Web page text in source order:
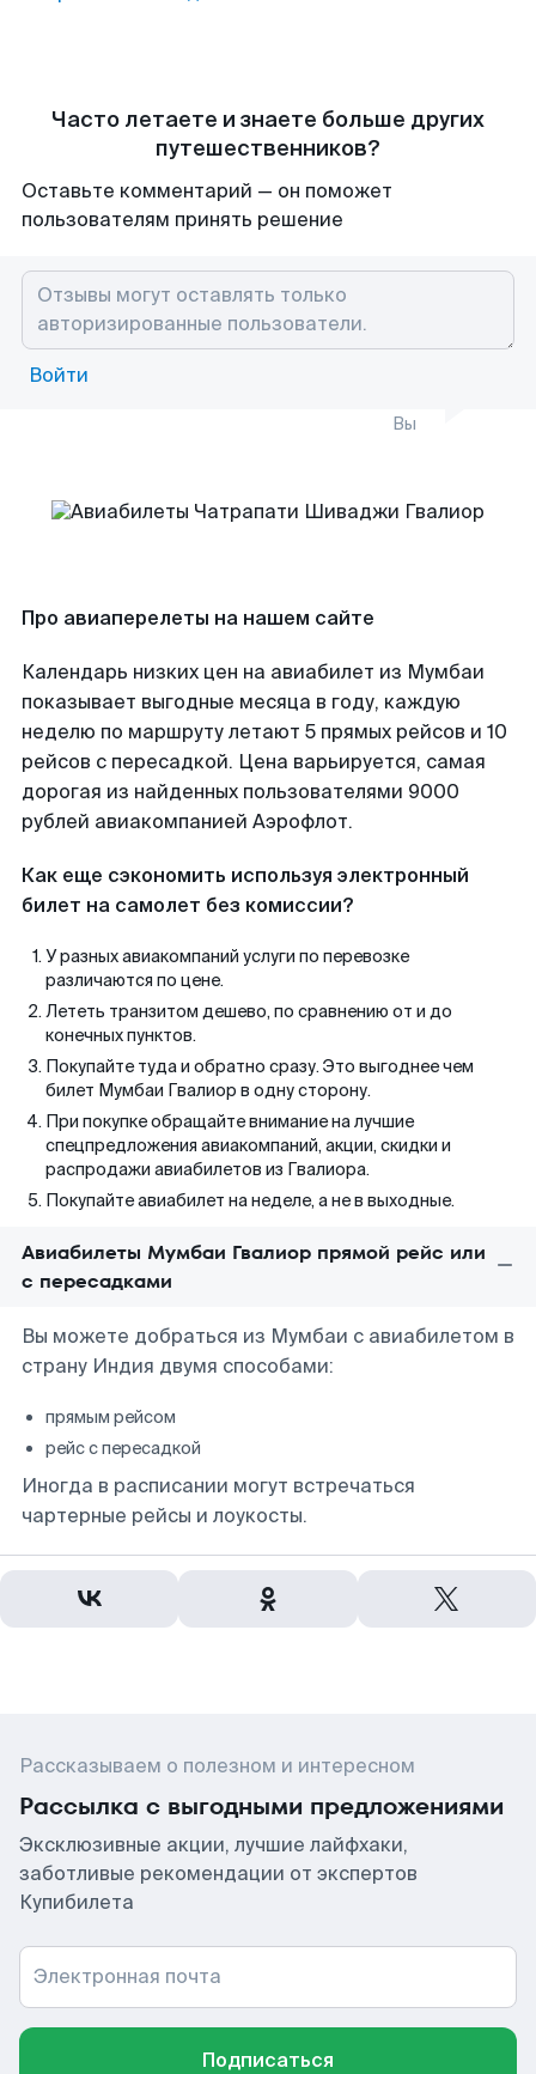
Часто летаете и знаете больше других
путешественников?
Оставьте комментарий — он поможет
пользователям принять решение
Войти
Вы
Про авиаперелеты на нашем сайте
Календарь низких цен на авиабилет из Мумбаи
показывает выгодные месяца в году, каждую
неделю по маршруту летают 5 прямых рейсов и 10
рейсов с пересадкой. Цена варьируется, самая
дорогая из найденных пользователями 9000
рублей авиакомпанией Аэрофлот.
Как еще сэкономить используя электронный
билет на самолет без комиссии?
У разных авиакомпаний услуги по перевозке
различаются по цене.
Лететь транзитом дешево, по сравнению от и до
конечных пунктов.
Покупайте туда и обратно сразу. Это выгоднее чем
билет Мумбаи Гвалиор в одну сторону.
При покупке обращайте внимание на лучшие
спецпредложения авиакомпаний, акции, скидки и
распродажи авиабилетов из Гвалиора.
Покупайте авиабилет на неделе, а не в выходные.
Авиабилеты Мумбаи Гвалиор прямой рейс или
с пересадками
Вы можете добраться из Мумбаи с авиабилетом в
страну Индия двумя способами:
прямым рейсом
рейс с пересадкой
Иногда в расписании могут встречаться
чартерные рейсы и лоукосты.
Рассказываем о полезном и интересном
Рассылка с выгодными предложениями
Эксклюзивные акции, лучшие лайфхаки,
заботливые рекомендации от экспертов
Купибилета
Электронная почта
Подписаться